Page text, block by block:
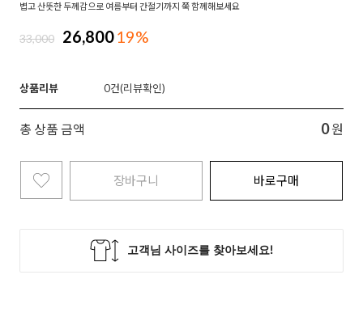
볍고 산뜻한 두께감으로 여름부터 간절기까지 쭉 함께해보세요
33,000 26,80019%
상품리뷰 0
총 상품 금액 0 원
장바구니 바로구매